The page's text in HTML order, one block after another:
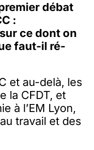
débat
:
ce dont on
faut-il ré-
et au-delà, les
la CFDT, et
à l’EM Lyon,
travail et des